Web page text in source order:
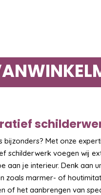
bijzonders? Met onze
schilderwerk voegen wij
aan je interieur. Denk aan
zoals marmer- of
of het aanbrengen van